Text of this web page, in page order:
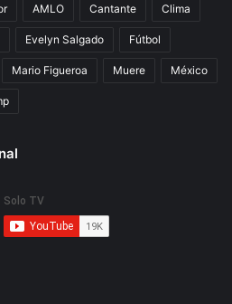
AMLO Cantante Clima
Evelyn Salgado Fútbol
Mario Figueroa Muere México